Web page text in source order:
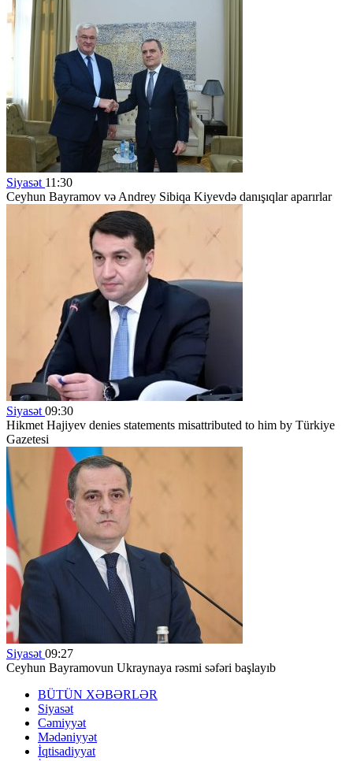
Siyasət 11:30
Ceyhun Bayramov və Andrey Sibiqa Kiyevdə danışıqlar aparırlar
Siyasət 09:30
Hikmet Hajiyev denies statements misattributed to him by Türkiye
Gazetesi
Siyasət 09:27
Ceyhun Bayramovun Ukraynaya rəsmi səfəri başlayıb
BÜTÜN XƏBƏRLƏR
Siyasət
Cəmiyyət
Mədəniyyət
İqtisadiyyat